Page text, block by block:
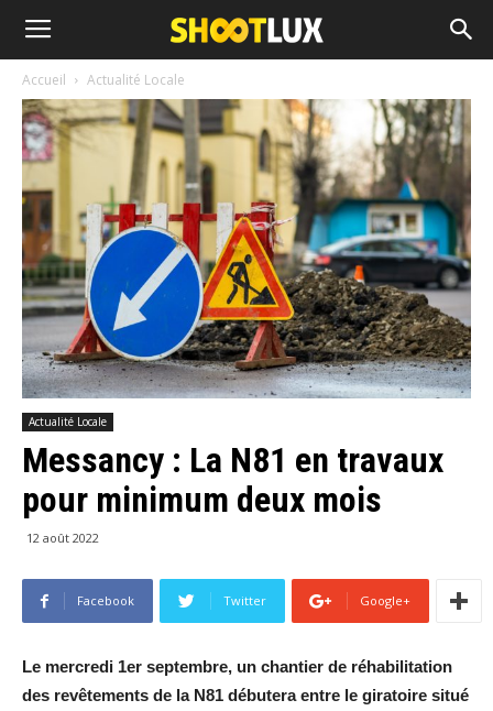
Accueil Actualité Locale
Actualité Locale
Messancy : La N81 en travaux
pour minimum deux mois
12 août 2022
Facebook Twitter Google+
Le mercredi 1er septembre, un chantier de réhabilitation
des revêtements de la N81 débutera entre le giratoire situé